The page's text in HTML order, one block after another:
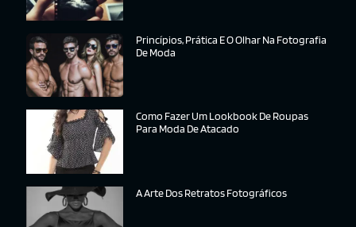
Princípios, Prática E O Olhar Na Fotografia
De Moda
Como Fazer Um Lookbook De Roupas
Para Moda De Atacado
A Arte Dos Retratos Fotográficos